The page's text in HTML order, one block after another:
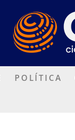
POLÍTICA